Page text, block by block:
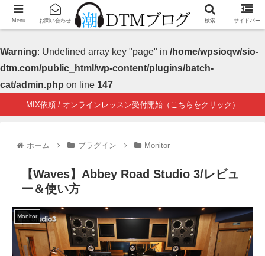
Warning: Undefined array key "page" in /home/wpsioqw/sio-
dtm.com/public_html/wp-content/plugins/batch-
cat/admin.php on line 147
MIX依頼 / オンラインレッスン受付開始（こちらをクリック）
ホーム プラグイン Monitor
【Waves】Abbey Road Studio 3/レビュ
ー＆使い方
Monitor
Menu お問い合わせ 検索 サイドバー